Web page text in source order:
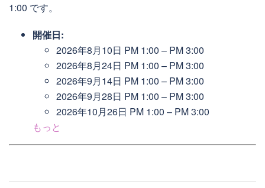
1:00 です。
開催日:
2026年8月10日 PM 1:00 – PM 3:00
2026年8月24日 PM 1:00 – PM 3:00
2026年9月14日 PM 1:00 – PM 3:00
2026年9月28日 PM 1:00 – PM 3:00
2026年10月26日 PM 1:00 – PM 3:00
もっと